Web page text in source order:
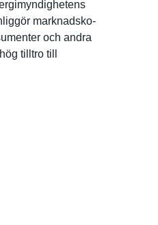
marknadsko­
och andra
tilltro till